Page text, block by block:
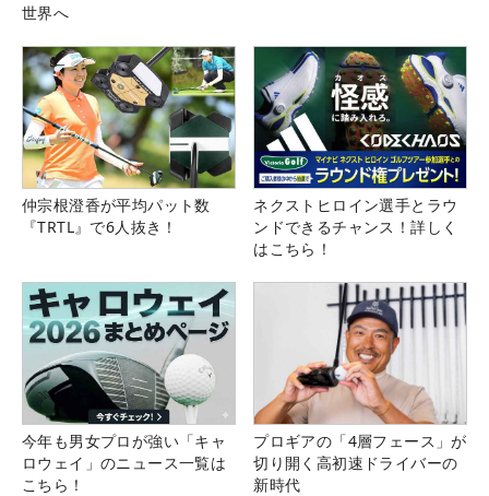
世界へ
仲宗根澄香が平均パット数
『TRTL』で6人抜き！
ネクストヒロイン選手とラウ
ンドできるチャンス！詳しく
はこちら！
今年も男女プロが強い「キャ
ロウェイ」のニュース一覧は
こちら！
プロギアの「4層フェース」が
切り開く高初速ドライバーの
新時代